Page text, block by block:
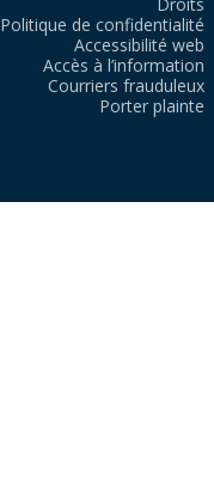
Politique de confidentialité
Accessibilité web
Accès à l’information
Courriers frauduleux
Porter plainte